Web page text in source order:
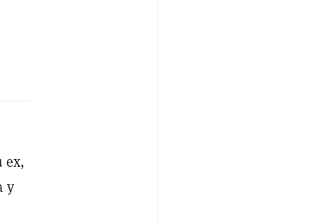
ex,
y